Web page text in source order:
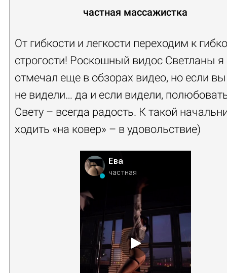
частная массажистка
От гибкости и легкости переходим к
строгости! Роскошный видос Светланы я
отмечал еще в обзорах видео, но если вы
не видели… да и если видели,
Свету – всегда радость. К такой
ходить «на ковер» – в удовольствие)
Ева
частная